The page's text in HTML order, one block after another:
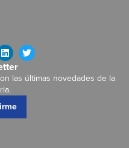
las últimas novedades de la